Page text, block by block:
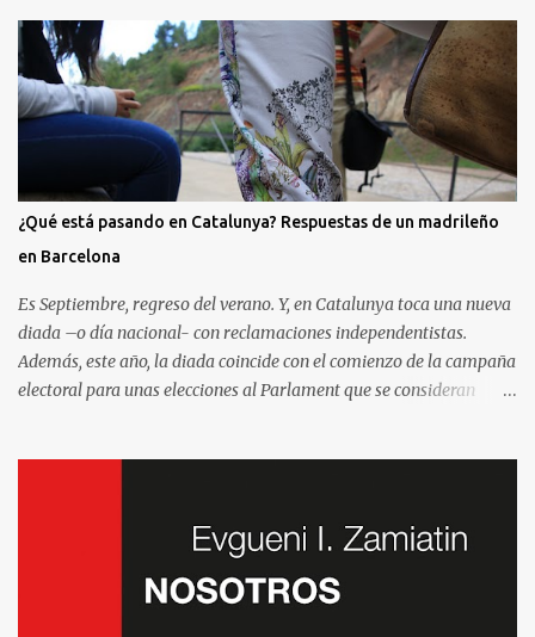
¿Qué está pasando en Catalunya? Respuestas de un madrileño
en Barcelona
Es Septiembre, regreso del verano. Y, en Catalunya toca una nueva
diada –o día nacional- con reclamaciones independentistas.
Además, este año, la diada coincide con el comienzo de la campaña
electoral para unas elecciones al Parlament que se consideran
que aprovechan tenerme cerca para saber más de la situación. Así
que he pensado en compartir las cinco preguntas/respuestas más
comunes para ayudar a entender los porqués de la independencia